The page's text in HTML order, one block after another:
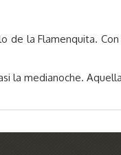
de la Flamenquita.
la medianoche.